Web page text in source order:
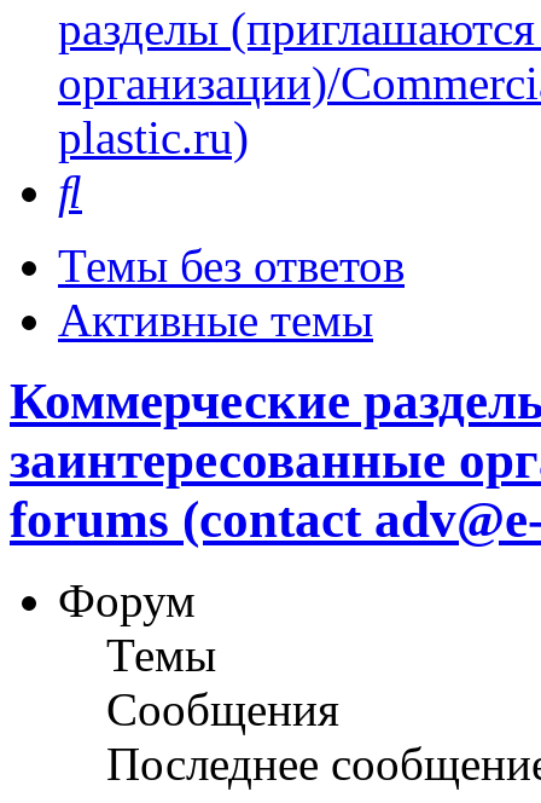
разделы
организации)/
plastic.ru)
Темы без ответов
Активные темы
Коммерческие
заинтересованные
forums (contact
Форум
Темы
Сообщения
Последнее